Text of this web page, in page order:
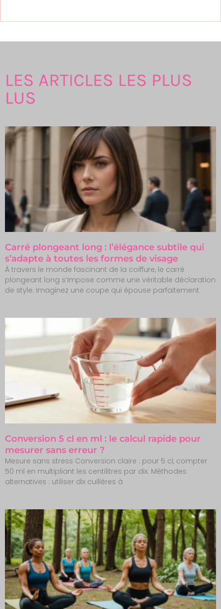
LES ARTICLES LES PLUS
LUS
Carré plongeant long : l’élégance subtile qui
s’adapte à toutes les formes de visage
À travers le monde fascinant de la coiffure, le carré
plongeant long s’impose comme une véritable déclaration
de style. Imaginez une coupe qui épouse parfaitement
Conversion 5 cl en ml : le calcul rapide pour
mesurer sans erreur ?
Mesure sans stress Conversion claire : pour 5 cl, compter
50 ml en multipliant les centilitres par dix. Méthodes
alternatives : utiliser dix cuillères à